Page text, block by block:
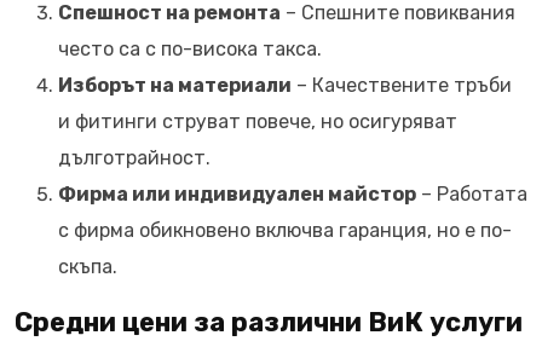
Спешност на ремонта – Спешните повиквания
често са с по-висока такса.
Изборът на материали – Качествените тръби
и фитинги струват повече, но осигуряват
дълготрайност.
Фирма или индивидуален майстор – Работата
с фирма обикновено включва гаранция, но е по-
скъпа.
Средни цени за различни ВиК услуги